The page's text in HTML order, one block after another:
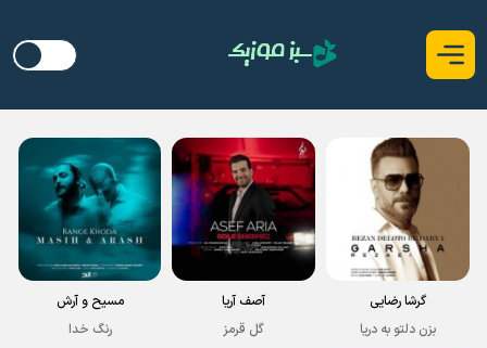
گرشا رضایی
بزن دلتو به دریا
آصف آریا
گل قرمز
مسیح و آرش
رنگ خدا